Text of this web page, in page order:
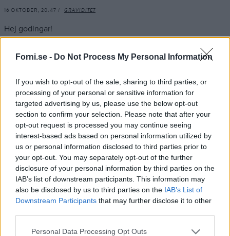
Forni.se - Do Not Process My Personal Information
If you wish to opt-out of the sale, sharing to third parties, or
processing of your personal or sensitive information for
targeted advertising by us, please use the below opt-out
section to confirm your selection. Please note that after your
opt-out request is processed you may continue seeing
interest-based ads based on personal information utilized by
us or personal information disclosed to third parties prior to
your opt-out. You may separately opt-out of the further
disclosure of your personal information by third parties on the
IAB’s list of downstream participants. This information may
also be disclosed by us to third parties on the IAB’s List of
Downstream Participants that may further disclose it to other
Personal Data Processing Opt Outs
16 OKTOBER, 20:47 / GRAVIDITET
Hej godingar!
Tanken av att det bara är lite mer än en månad kvar tills min
kropp är min (!) igen får varenda cell i mig att jubla. Ingen mer
halsbränna som får mig att vilja kräkas, inga 15+ extra kilo att
transportera, konstiga cravings och tårar som rinner utan
anledning. Ingen livmoder som trycker så mycket mot min
blåsa att jag knappt kan hålla mig i en halvtimme. Ingen mer
foglossning som fått mig att knappt våga röra på mig sedan
flera månader tillbaka pga smärta. Ingen mer otymplighet och
nysningar som får mig att råka kissa på mig lite, litegrann
(haha ni som vet, vet) och kanske bäst av allt: inga fler tråkiga
gravidkläder som ändå sitter så hårt att jag bara vill gå runt
halvnaken.